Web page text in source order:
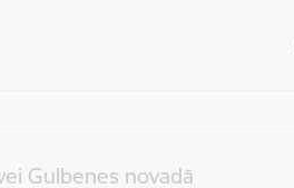
Gulbenes novadā